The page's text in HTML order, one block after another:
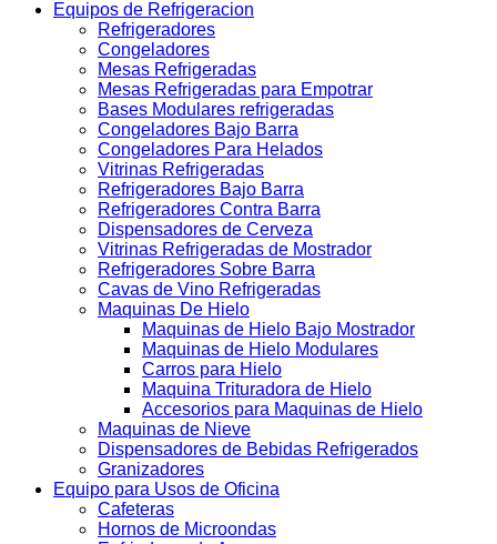
Equipos de Refrigeracion
Refrigeradores
Congeladores
Mesas Refrigeradas
Mesas Refrigeradas para Empotrar
Bases Modulares refrigeradas
Congeladores Bajo Barra
Congeladores Para Helados
Vitrinas Refrigeradas
Refrigeradores Bajo Barra
Refrigeradores Contra Barra
Dispensadores de Cerveza
Vitrinas Refrigeradas de Mostrador
Refrigeradores Sobre Barra
Cavas de Vino Refrigeradas
Maquinas De Hielo
Maquinas de Hielo Bajo Mostrador
Maquinas de Hielo Modulares
Carros para Hielo
Maquina Trituradora de Hielo
Accesorios para Maquinas de Hielo
Maquinas de Nieve
Dispensadores de Bebidas Refrigerados
Granizadores
Equipo para Usos de Oficina
Cafeteras
Hornos de Microondas